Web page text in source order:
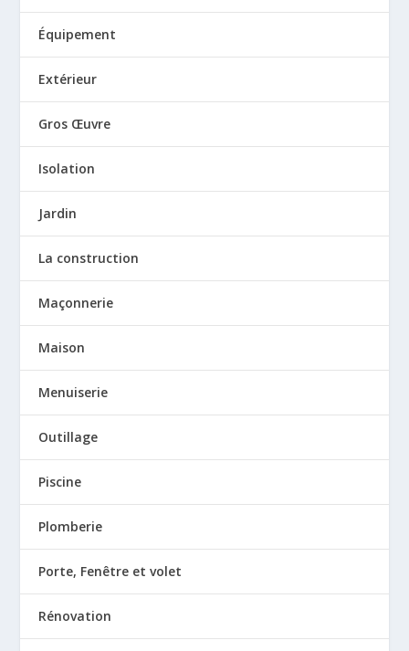
Équipement
Extérieur
Gros Œuvre
Isolation
Jardin
La construction
Maçonnerie
Maison
Menuiserie
Outillage
Piscine
Plomberie
Porte, Fenêtre et volet
Rénovation